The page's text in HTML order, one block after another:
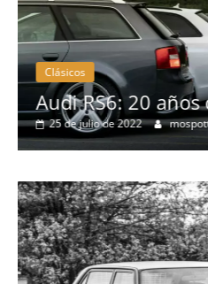
Clásicos
28 de junio de 2022